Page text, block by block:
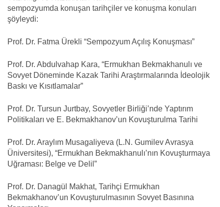
sempozyumda konuşan tarihçiler ve konuşma konuları
şöyleydi:
Prof. Dr. Fatma Ürekli “Sempozyum Açılış Konuşması”
Prof. Dr. Abdulvahap Kara, “Ermukhan Bekmakhanulı ve
Sovyet Döneminde Kazak Tarihi Araştırmalarında İdeolojik
Baskı ve Kısıtlamalar”
Prof. Dr. Tursun Jurtbay, Sovyetler Birliği’nde Yaptırım
Politikaları ve E. Bekmakhanov’un Kovuşturulma Tarihi
Prof. Dr. Araylım Musagaliyeva (L.N. Gumilev Avrasya
Üniversitesi), “Ermukhan Bekmakhanulı’nın Kovuşturmaya
Uğraması: Belge ve Delil”
Prof. Dr. Danagül Makhat, Tarihçi Ermukhan
Bekmakhanov’un Kovuşturulmasının Sovyet Basınına